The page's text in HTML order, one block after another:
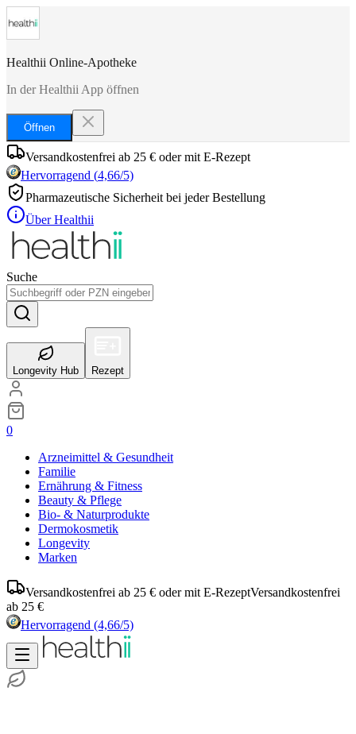
Healthii Online-Apotheke
In der Healthii App öffnen
Öffnen
Versandkostenfrei ab 25 € oder mit E-Rezept
Hervorragend (4,66/5)
Pharmazeutische Sicherheit bei jeder Bestellung
Über Healthii
Suche
Longevity Hub Rezept
0
Arzneimittel & Gesundheit
Familie
Ernährung & Fitness
Beauty & Pflege
Bio- & Naturprodukte
Dermokosmetik
Longevity
Marken
Versandkostenfrei ab 25 € oder mit E-RezeptVersandkostenfrei
ab 25 €
Hervorragend (4,66/5)